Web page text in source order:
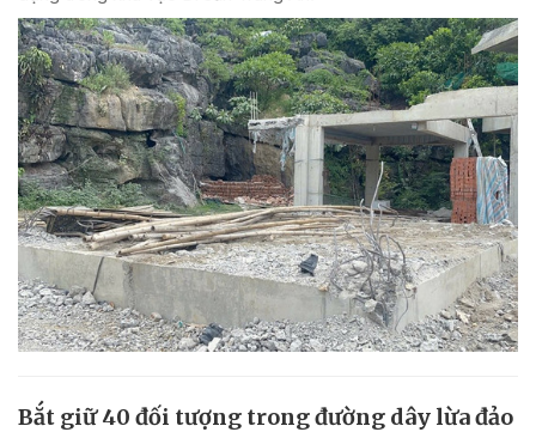
Bắt giữ 40 đối tượng trong đường dây lừa đảo